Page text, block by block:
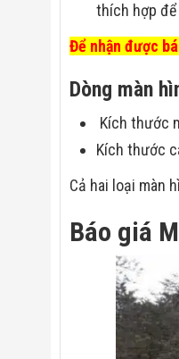
thích hợp
Để nhận được
Dòng màn
Kích thước
Kích thước
Cả hai loại màn
Báo giá